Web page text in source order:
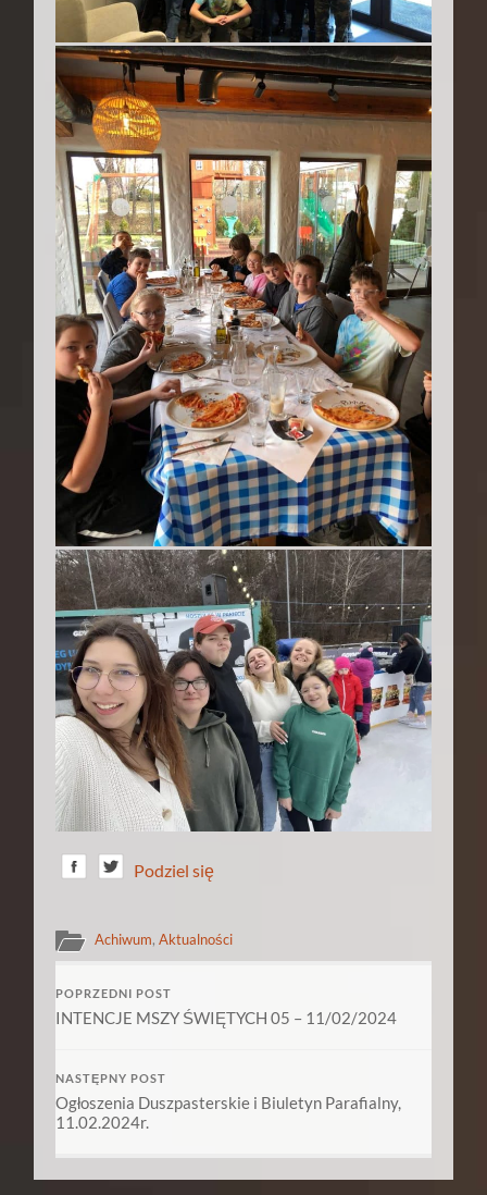
Podziel się
Achiwum,Aktualności
POPRZEDNI POST
INTENCJE MSZY ŚWIĘTYCH 05 – 11/02/2024
NASTĘPNY POST
Ogłoszenia Duszpasterskie i Biuletyn Parafialny,
11.02.2024r.